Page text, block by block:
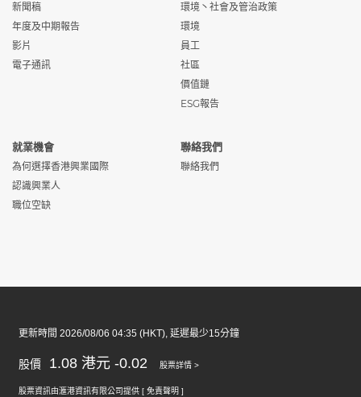
新聞稿
年度及中期報告
影片
電子通訊
環境丶社會及管治政策
環境
員工
社區
價值鏈
ESG報告
就業機會
為何選擇香港興業國際
認識興業人
職位空缺
聯絡我們
聯絡我們